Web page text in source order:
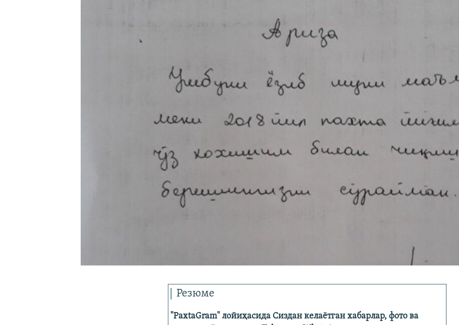
Резюме
"PaxtaGram" лойиҳасида Сиздан келаётган хабарлар, фото ва